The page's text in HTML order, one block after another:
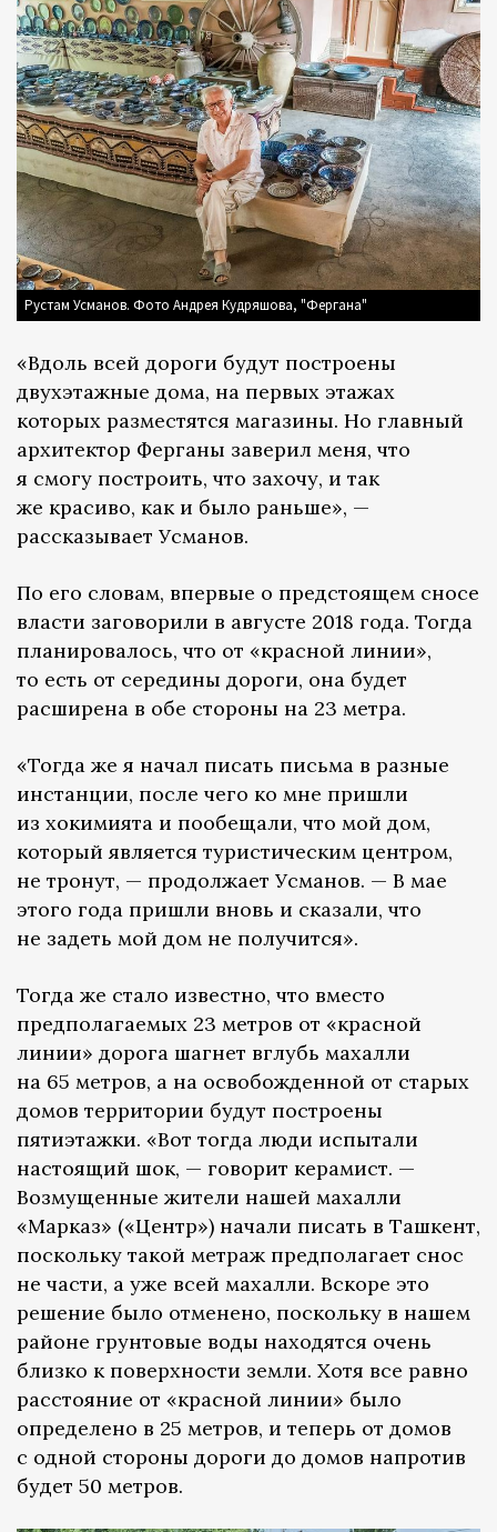
Рустам Усманов. Фото Андрея Кудряшова, "Фергана"
«Вдоль всей дороги будут построены
двухэтажные дома, на первых этажах
которых разместятся магазины. Но главный
архитектор Ферганы заверил меня, что
я смогу построить, что захочу, и так
же красиво, как и было раньше», —
рассказывает Усманов.
По его словам, впервые о предстоящем сносе
власти заговорили в августе 2018 года. Тогда
планировалось, что от «красной линии»,
то есть от середины дороги, она будет
расширена в обе стороны на 23 метра.
«Тогда же я начал писать письма в разные
инстанции, после чего ко мне пришли
из хокимията и пообещали, что мой дом,
который является туристическим центром,
не тронут, — продолжает Усманов. — В мае
этого года пришли вновь и сказали, что
не задеть мой дом не получится».
Тогда же стало известно, что вместо
предполагаемых 23 метров от «красной
линии» дорога шагнет вглубь махалли
на 65 метров, а на освобожденной от старых
домов территории будут построены
пятиэтажки. «Вот тогда люди испытали
настоящий шок, — говорит керамист. —
Возмущенные жители нашей махалли
«Марказ» («Центр») начали писать в Ташкент,
поскольку такой метраж предполагает снос
не части, а уже всей махалли. Вскоре это
решение было отменено, поскольку в нашем
районе грунтовые воды находятся очень
близко к поверхности земли. Хотя все равно
расстояние от «красной линии» было
определено в 25 метров, и теперь от домов
с одной стороны дороги до домов напротив
будет 50 метров.